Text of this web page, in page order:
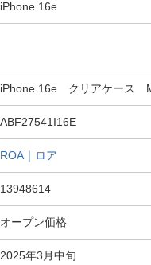
iPhone 16e
iPhone 16e クリアケース
ABF27541I16E
ROA｜ロア
13948614
オープン価格
2025年3月中旬